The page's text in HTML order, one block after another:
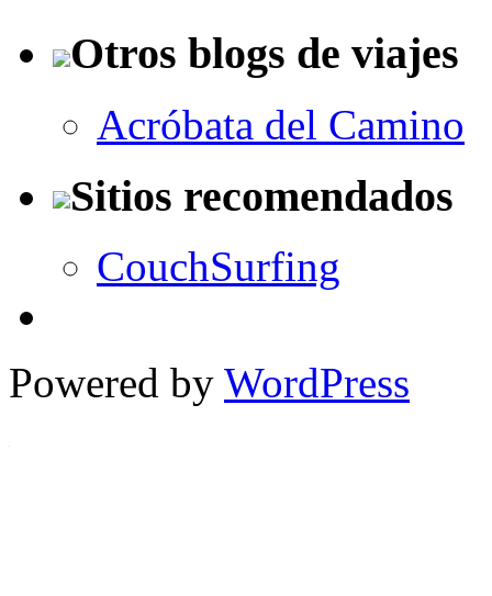
Otros blogs de viajes
Acróbata del Camino
Sitios recomendados
CouchSurfing
Powered by WordPress